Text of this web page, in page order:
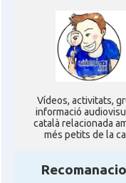
CAMON
CAMON
CAMON
CAMON
Ví­deos, activitats,
informació
català relacionada
més petits de la